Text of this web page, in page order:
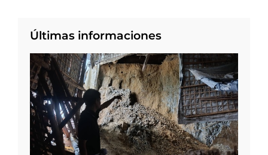
Últimas informaciones